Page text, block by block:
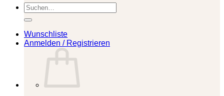
Suchen
nach:
Wunschliste
Anmelden / Registrieren